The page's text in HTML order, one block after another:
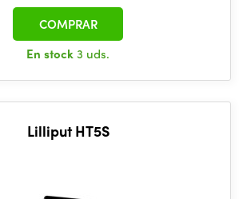
En stock3 uds.
COMPRAR
Lilliput HT5S